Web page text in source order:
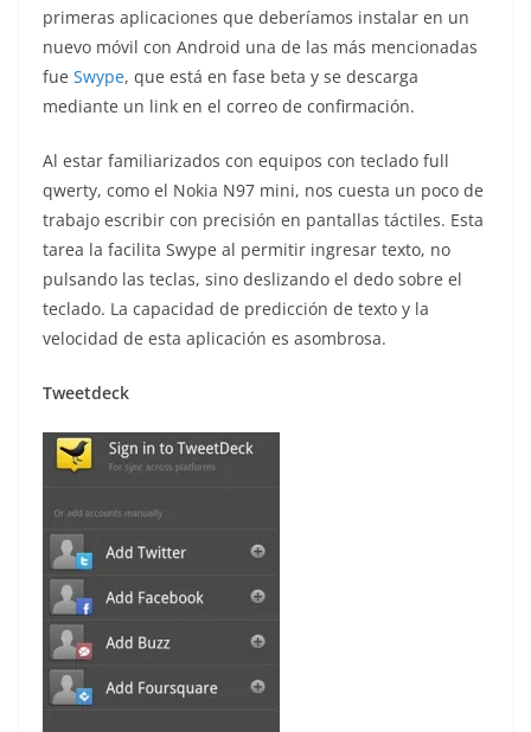
primeras aplicaciones que deberíamos instalar en un
nuevo móvil con Android una de las más mencionadas
fue Swype, que está en fase beta y se descarga
mediante un link en el correo de confirmación.
Al estar familiarizados con equipos con teclado full
qwerty, como el Nokia N97 mini, nos cuesta un poco de
trabajo escribir con precisión en pantallas táctiles. Esta
tarea la facilita Swype al permitir ingresar texto, no
pulsando las teclas, sino deslizando el dedo sobre el
teclado. La capacidad de predicción de texto y la
velocidad de esta aplicación es asombrosa.
Tweetdeck